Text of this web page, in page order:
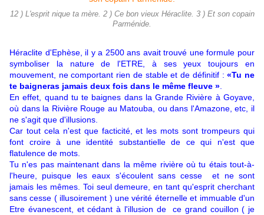
12 ) L'esprit nique ta mère. 2 ) Ce bon vieux Héraclite. 3 ) Et son copain
Parménide.
Héraclite d'Ephèse, il y a 2500 ans avait trouvé une formule pour
symboliser la nature de l'ETRE, à ses yeux toujours en
mouvement, ne comportant rien de stable et de définitif :«Tu ne
te baigneras jamais deux fois dans le même fleuve »
En effet, quand tu te baignes dans la Grande Rivière à Goyave,
où dans la Rivière Rouge au Matouba, ou dans l'Amazone, etc, il
ne s'agit que d'illusions.
Car tout cela n'est que facticité, et les mots sont trompeurs qui
font croire à une identité substantielle de ce qui n'est que
flatulence de mots.
Tu n'es pas maintenant dans la même rivière où tu étais tout-à-
l'heure, puisque les eaux s'écoulent sans cesse et ne sont
jamais les mêmes. Toi seul demeure, en tant qu'esprit cherchant
sans cesse ( illusoirement ) une vérité éternelle et immuable d'un
Etre évanescent, et cédant à l'illusion de ce grand couillon ( je